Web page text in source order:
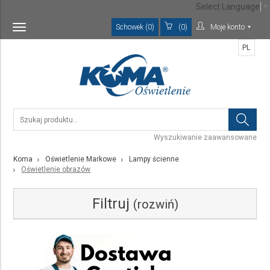
Toggle
navigation
Schowek (0) (0) Moje konto
Wyszukiwanie zaawansowane
PL
Koma Oświetlenie Markowe
Lampy ścienne
Oświetlenie obrazów
Filtruj (rozwiń)
Kategoria
Select Language